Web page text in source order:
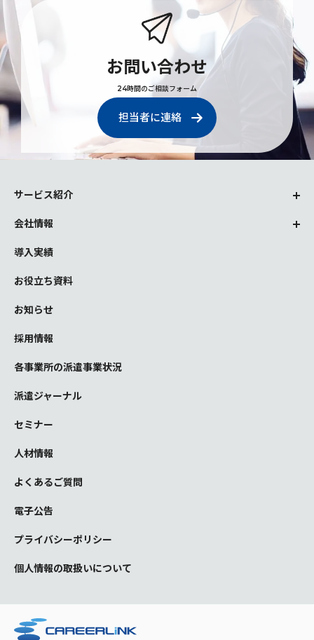
お問い合わせ
24時間のご相談フォーム
担当者に連絡
サービス紹介
会社情報
導入実績
お役立ち資料
お知らせ
採用情報
各事業所の派遣事業状況
派遣ジャーナル
セミナー
人材情報
よくあるご質問
電子公告
プライバシーポリシー
個人情報の取扱いについて